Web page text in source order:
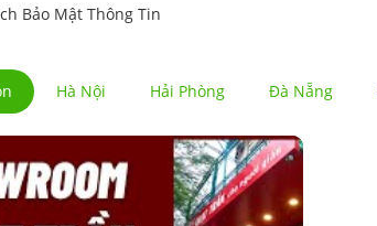
Bảo Mật Thông Tin
Hà Nội Hải Phòng Đà Nẵng